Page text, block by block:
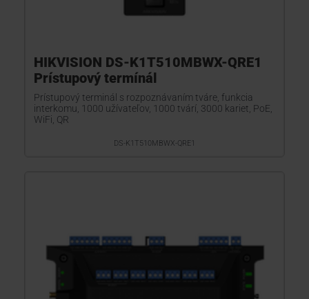
HIKVISION DS-K1T510MBWX-QRE1
Prístupový termínál
Prístupový terminál s rozpoznávaním tváre, funkcia
interkomu, 1000 užívateľov, 1000 tvárí, 3000 kariet, PoE,
WiFi, QR
DS-K1T510MBWX-QRE1